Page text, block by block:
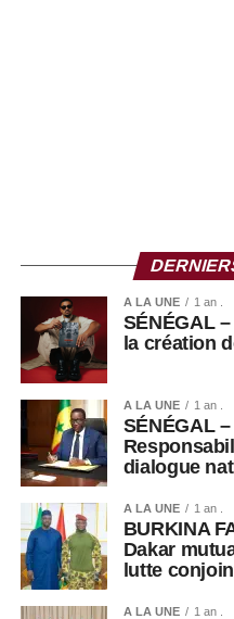
A LA UNE 1 an .
SÉNÉGAL
la création
A LA UNE 1 an .
SÉNÉGAL
dialogue
A LA UNE 1 an .
BURKINA
Dakar
lutte
A LA UNE 1 an .